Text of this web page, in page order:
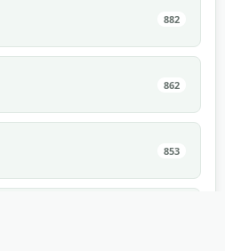
882
862
853